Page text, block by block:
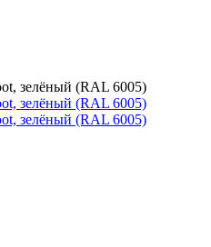
зелёный (RAL 6005)